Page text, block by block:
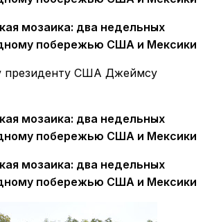
президенту США Джеймсу